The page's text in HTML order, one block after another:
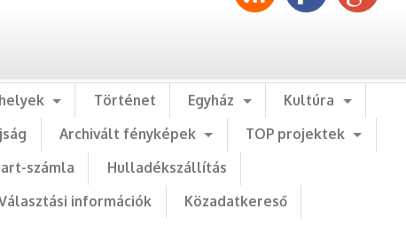
Történet Egyház
Kultúra
Archivált fényképek
TOP projektek
számla
Hulladékszállítás
információk
Közadatkereső